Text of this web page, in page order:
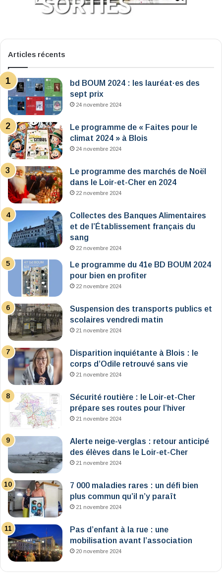
Articles récents
bd BOUM 2024 : les lauréat·es des
sept prix
24 novembre 2024
Le programme de « Faites pour le
climat 2024 » à Blois
24 novembre 2024
Le programme des marchés de Noël
dans le Loir-et-Cher en 2024
22 novembre 2024
Collectes des Banques Alimentaires
et de l’Établissement français du
sang
22 novembre 2024
Le programme du 41e BD BOUM 2024
pour bien en profiter
22 novembre 2024
Suspension des transports publics et
scolaires vendredi matin
21 novembre 2024
Disparition inquiétante à Blois : le
corps d’Odile retrouvé sans vie
21 novembre 2024
Sécurité routière : le Loir-et-Cher
prépare ses routes pour l’hiver
21 novembre 2024
Alerte neige-verglas : retour anticipé
des élèves dans le Loir-et-Cher
21 novembre 2024
7 000 maladies rares : un défi bien
plus commun qu’il n’y paraît
21 novembre 2024
Pas d’enfant à la rue : une
mobilisation avant l’association
20 novembre 2024